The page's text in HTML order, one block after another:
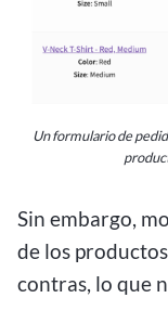
Un formulario de
Sin embargo,
de los
contras, lo que